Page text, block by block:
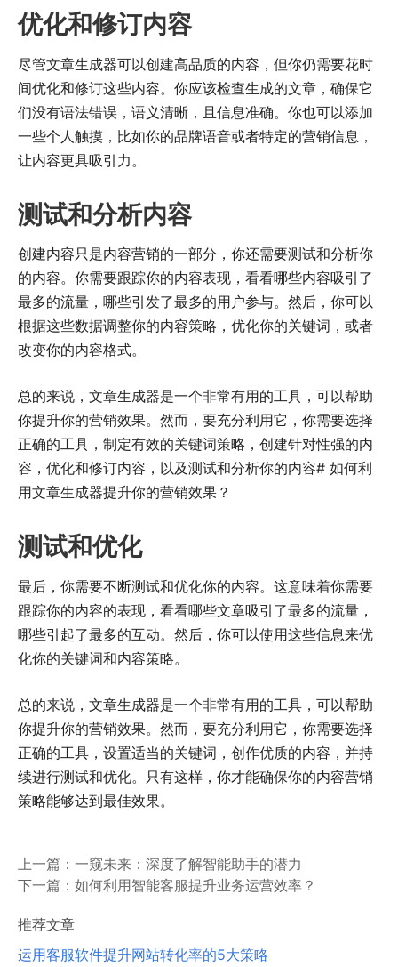
优化和修订内容
尽管文章生成器可以创建高品质的内容，但你仍需要花时
间优化和修订这些内容。你应该检查生成的文章，确保它
们没有语法错误，语义清晰，且信息准确。你也可以添加
一些个人触摸，比如你的品牌语音或者特定的营销信息，
让内容更具吸引力。
测试和分析内容
创建内容只是内容营销的一部分，你还需要测试和分析你
的内容。你需要跟踪你的内容表现，看看哪些内容吸引了
最多的流量，哪些引发了最多的用户参与。然后，你可以
根据这些数据调整你的内容策略，优化你的关键词，或者
改变你的内容格式。
总的来说，文章生成器是一个非常有用的工具，可以帮助
你提升你的营销效果。然而，要充分利用它，你需要选择
正确的工具，制定有效的关键词策略，创建针对性强的内
容，优化和修订内容，以及测试和分析你的内容# 如何利
用文章生成器提升你的营销效果？
测试和优化
最后，你需要不断测试和优化你的内容。这意味着你需要
跟踪你的内容的表现，看看哪些文章吸引了最多的流量，
哪些引起了最多的互动。然后，你可以使用这些信息来优
化你的关键词和内容策略。
总的来说，文章生成器是一个非常有用的工具，可以帮助
你提升你的营销效果。然而，要充分利用它，你需要选择
正确的工具，设置适当的关键词，创作优质的内容，并持
续进行测试和优化。只有这样，你才能确保你的内容营销
策略能够达到最佳效果。
上一篇： 一窥未来：深度了解智能助手的潜力
下一篇： 如何利用智能客服提升业务运营效率？
推荐文章
运用客服软件提升网站转化率的5大策略